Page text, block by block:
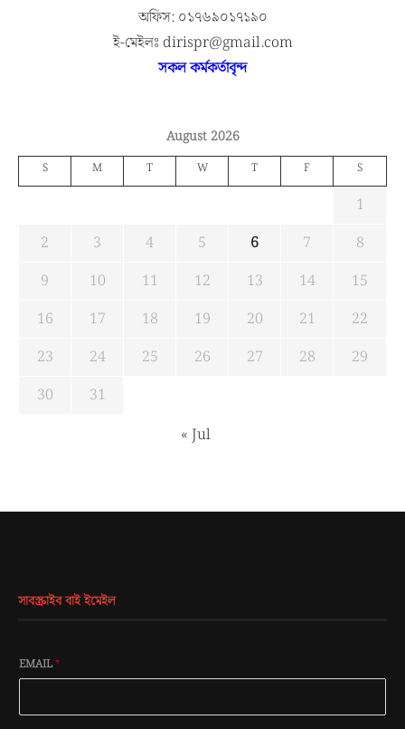
অফিস: ০১৭৬৯০১৭১৯০
ই-মেইলঃ dirispr@gmail.com
সকল কর্মকর্তাবৃন্দ
August 2026
S M T W T F S
1
2
3 4 5 6 7
8
9
10 11 12 13 14
15
16
17 18 19 20 21
22
23
24 25 26 27 28
29
30
31
« Jul
সাবস্ক্রাইব বাই ইমেইল
EMAIL*